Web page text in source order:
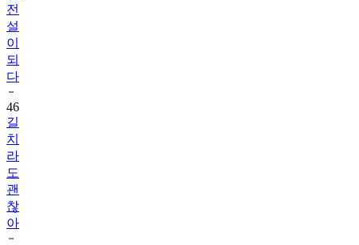
전
설
이
되
다
46
길
치
라
도
괜
찮
아